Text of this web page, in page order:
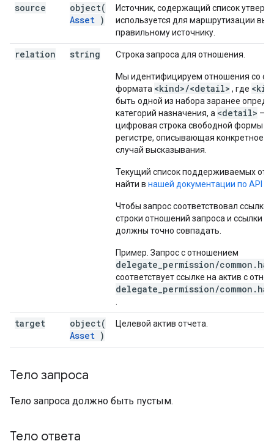
source
object(
Asset )
Источник, содержащий список
используется для маршрутизации
правильному источнику.
relation string Строка запроса для отношения.
Мы идентифицируем отношения со
формата <kind>/<detail> , где
быть одной из набора заранее
категорий назначения, а <detail> —
цифровая строка свободной формы в
регистре, описывающая конкретное
случай высказывания.
Текущий список поддерживаемых
найти в нашей документации по API
Чтобы запрос соответствовал ссылке
строки отношений запроса и ссылки
должны точно совпадать.
Пример. Запрос с отношением
delegate_permission/
соответствует ссылке на актив с
delegate_permission/
target
object(
Asset )
Целевой актив отчета.
Тело запроса
Тело запроса должно быть пустым.
Тело ответа